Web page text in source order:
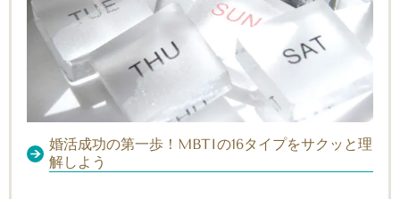
婚活成功の第一歩！MBTIの16タイプをサクッと理
解しよう